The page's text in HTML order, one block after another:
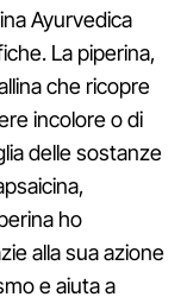
Ayurvedica
La piperina,
che ricopre
incolore o di
delle sostanze
ho
alla sua azione
e aiuta a